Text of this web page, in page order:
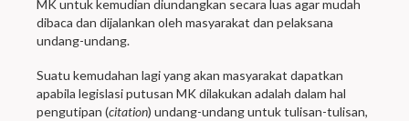
MK untuk kemudian diundangkan secara luas agar mudah
dibaca dan dijalankan oleh masyarakat dan pelaksana
undang-undang.
Suatu kemudahan lagi yang akan masyarakat dapatkan
apabila legislasi putusan MK dilakukan adalah dalam hal
pengutipan (citation) undang-undang untuk tulisan-tulisan,